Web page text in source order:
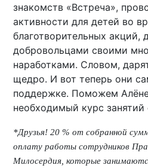
знакомств «Встреча»,
активности для детей во
благотворительных акций,
добровольцами своими
наработками. Словом,
щедро. И вот теперь они
поддержке. Поможем
необходимый курс занятий
*Друзья! 20 % от собранной
оплату работы сотрудников
Милосердия, которые